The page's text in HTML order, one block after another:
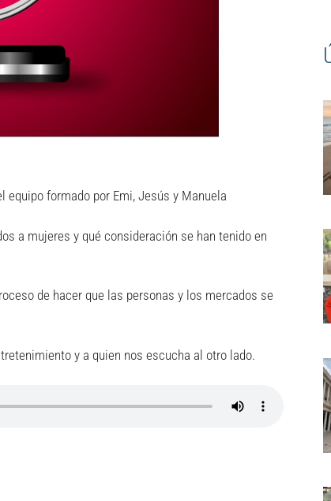
equipo formado por Emi, Jesús y Manuela
a mujeres y qué consideración se han tenido en
de hacer que las personas y los mercados se
y a quien nos escucha al otro lado.